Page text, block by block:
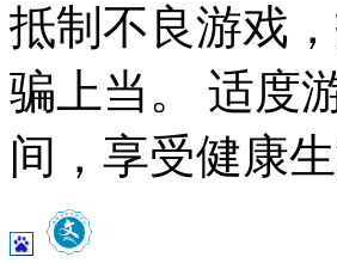
抵制不良游戏
骗上当。 适度
间，享受健康生